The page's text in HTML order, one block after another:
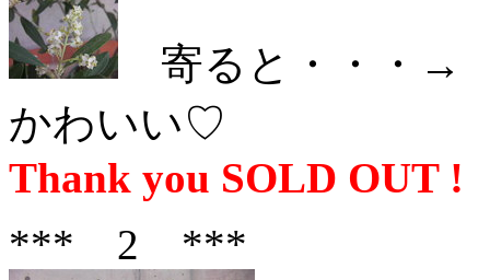
寄ると・・
かわいい♡
Thank you SOLD OUT !
*** 2 ***